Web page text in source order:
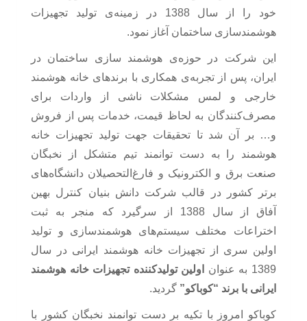
خود را از سال 1388 در زمینه‌ی تولید تجهیزات
هوشمندسازی ساختمان آغاز نمود.
این شرکت در حوزه‌ی هوشمند سازی ساختمان در
ایران، پس از تجربه‌ی همکاری با برندهای خانه هوشمند
خارجی و لمس مشکلات ناشی از واردات برای
مصرف‌کنندگان به لحاظ قیمت، خدمات پس از فروش
و… بر آن شد تا تحقیقات جهت تولید تجهیزات خانه
هوشمند را به دست توانمند تیم متشکل از نخبگان
صنعت برق و الکترونیک و فارغ‌التحصیلان دانشگاه‌های
برتر کشور در قالب شرکت دانش بنیان کنترل بهین
آفاق از سال 1388 از سرگیرد که منجر به ثبت
اختراعات مختلف سیستم‌های هوشمندسازی و تولید
اولین سری از تجهیزات خانه هوشمند ایرانی در سال
1389 به عنوان
اولین تولیدکننده تجهیزات خانه هوشمند
ایرانی با برند “کوباکو” گردید.
کوباکو امروز با تکیه بر دست توانمند نخبگان کشور با